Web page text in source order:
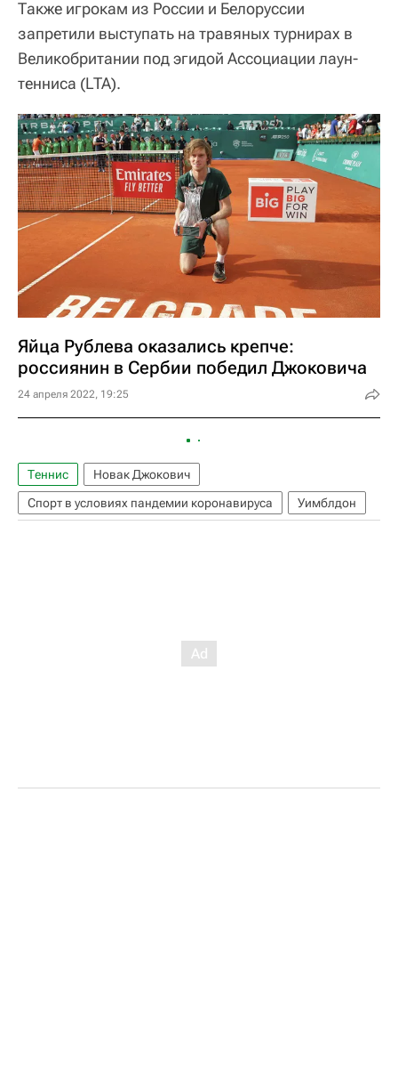
Также игрокам из России и Белоруссии
запретили выступать на травяных турнирах в
Великобритании под эгидой Ассоциации лаун-
тенниса (LTA).
Яйца Рублева оказались крепче:
россиянин в Сербии победил Джоковича
24 апреля 2022, 19:25
Теннис
Новак Джокович
Спорт в условиях пандемии коронавируса
Уимблдон